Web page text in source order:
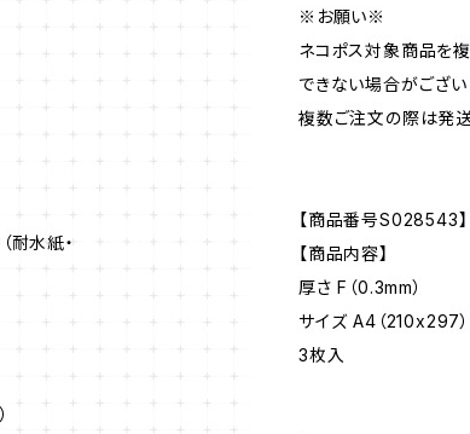
※お願い※
ネコポス対象商品を
できない場合がござい
複数ご注文の際は発
【商品番号S028543】
【商品内容】
厚さ F（0.3mm）
サイズ A4（210x297）
3枚入
耐水紙・